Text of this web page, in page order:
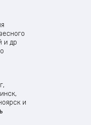
и др
и